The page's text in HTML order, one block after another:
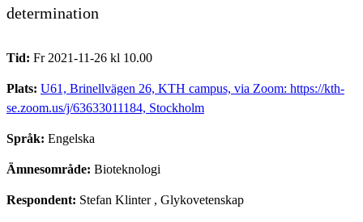
determination
Tid: Fr 2021-11-26 kl 10.00
Plats: U61, Brinellvägen 26, KTH campus, via Zoom: https://kth-
se.zoom.us/j/63633011184, Stockholm
Språk: Engelska
Ämnesområde: Bioteknologi
Respondent: Stefan Klinter, Glykovetenskap